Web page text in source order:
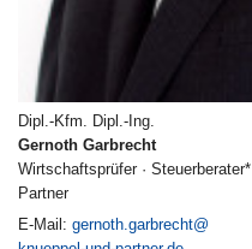
Dipl.-Kfm. Dipl.-Ing.
Gernoth Garbrecht
Wirtschaftsprüfer · Steuerberater*
Partner
E-Mail: gernoth.garbrecht@